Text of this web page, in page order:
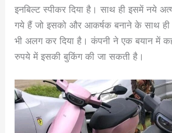
इनबिल्ट स्पीकर दिया है। साथ ही इसमें नये
गये हैं जो इसको और आकर्षक बनाने के साथ ही
भी अलग कर दिया है। कंपनी ने एक बयान में
रुपये में इसकी बुकिंग की जा सकती है।